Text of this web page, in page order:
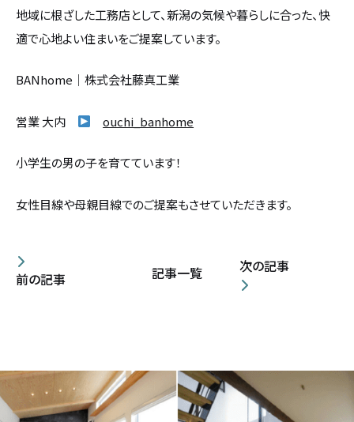
地域に根ざした工務店として、新潟の気候や暮らしに合った、快
適で心地よい住まいをご提案しています。
BANhome｜株式会社藤真工業
営業 大内 ouchi_banhome
小学生の男の子を育てています！
女性目線や母親目線でのご提案もさせていただきます。
前の記事 記事一覧 次の記事